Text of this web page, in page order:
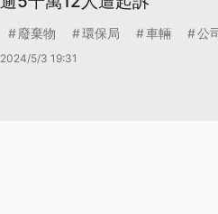
廢棄物 環保局 車輛 公
2024/5/3 19:31